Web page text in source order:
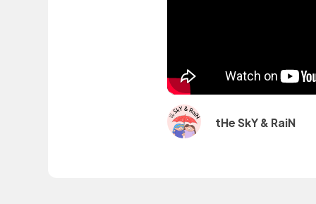
tHe SkY & RaiN